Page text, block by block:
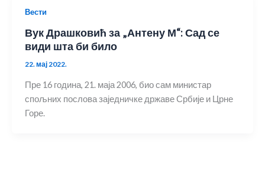
Вести
Вук Драшковић за „Антену М“: Сад се
види шта би било
22. мај 2022.
Пре 16 година, 21. маја 2006, био сам министар
спољних послова заједничке државе Србије и Црне
Горе.